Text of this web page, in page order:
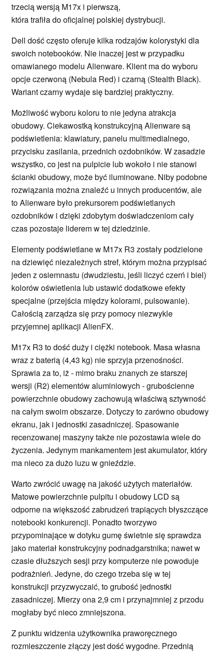
trzecią wersją M17x i pierwszą,
która trafiła do oficjalnej polskiej dystrybucji.
Dell dość często oferuje kilka rodzajów kolorystyki dla
swoich notebooków. Nie inaczej jest w przypadku
omawianego modelu Alienware. Klient ma do wyboru
opcje czerwoną (Nebula Red) i czarną (Stealth Black).
Wariant czarny wydaje się bardziej praktyczny.
Możliwość wyboru koloru to nie jedyna atrakcja
obudowy. Ciekawostką konstrukcyjną Alienware są
podświetlenia: klawiatury, panelu multimedialnego,
przycisku zasilania, przednich ozdobników. W zasadzie
wszystko, co jest na pulpicie lub wokoło i nie stanowi
ścianki obudowy, może być iluminowane. Niby podobne
rozwiązania można znaleźć u innych producentów, ale
to Alienware było prekursorem podświetlanych
ozdobników i dzięki zdobytym doświadczeniom cały
czas pozostaje liderem w tej dziedzinie.
Elementy podświetlane w M17x R3 zostały podzielone
na dziewięć niezależnych stref, którym można przypisać
jeden z osiemnastu (dwudziestu, jeśli liczyć czerń i biel)
kolorów oświetlenia lub ustawić dodatkowe efekty
specjalne (przejścia między kolorami, pulsowanie).
Całością zarządza się przy pomocy niezwykle
przyjemnej aplikacji AlienFX.
M17x R3 to dość duży i ciężki notebook. Masa własna
wraz z baterią (4,43 kg) nie sprzyja przenośności.
Sprawia za to, iż - mimo braku znanych ze starszej
wersji (R2) elementów aluminiowych - grubościenne
powierzchnie obudowy zachowują właściwą sztywność
na całym swoim obszarze. Dotyczy to zarówno obudowy
ekranu, jak i jednostki zasadniczej. Spasowanie
recenzowanej maszyny także nie pozostawia wiele do
życzenia. Jedynym mankamentem jest akumulator, który
ma nieco za dużo luzu w gnieździe.
Warto zwrócić uwagę na jakość użytych materiałów.
Matowe powierzchnie pulpitu i obudowy LCD są
odporne na większość zabrudzeń trapiących błyszczące
notebooki konkurencji. Ponadto tworzywo
przypominające w dotyku gumę świetnie się sprawdza
jako materiał konstrukcyjny podnadgarstnika; nawet w
czasie dłuższych sesji przy komputerze nie powoduje
podrażnień. Jedyne, do czego trzeba się w tej
konstrukcji przyzwyczaić, to grubość jednostki
zasadniczej. Mierzy ona 2,9 cm i przynajmniej z przodu
mogłaby być nieco zmniejszona.
Z punktu widzenia użytkownika praworęcznego
rozmieszczenie złączy jest dość wygodne. Przednią